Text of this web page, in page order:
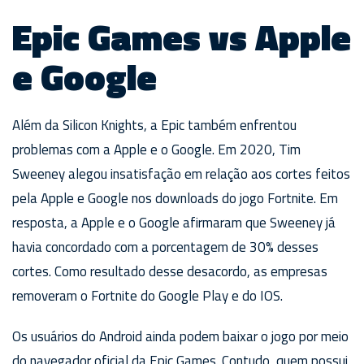
Epic Games vs Apple
e Google
Além da Silicon Knights, a Epic também enfrentou
problemas com a Apple e o Google. Em 2020, Tim
Sweeney alegou insatisfação em relação aos cortes feitos
pela Apple e Google nos downloads do jogo Fortnite. Em
resposta, a Apple e o Google afirmaram que Sweeney já
havia concordado com a porcentagem de 30% desses
cortes. Como resultado desse desacordo, as empresas
removeram o Fortnite do Google Play e do IOS.
Os usuários do Android ainda podem baixar o jogo por meio